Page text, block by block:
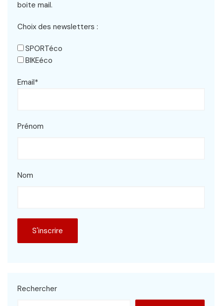
boite mail.
Choix des newsletters :
SPORTéco
BIKEéco
Email*
Prénom
Nom
Rechercher